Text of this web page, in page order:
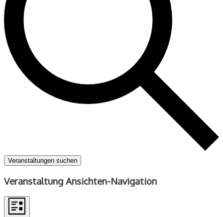
Veranstaltungen suchen
Veranstaltung Ansichten-Navigation